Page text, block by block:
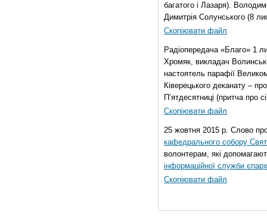
багатого і Лазаря).
Димитрія Солунського (8
Скопіювати файл
Радіопередача «Благо» 1
Хромяк, викладач
настоятель парафії
Ківерецького деканату –
П’ятдесятниці (притча про
Скопіювати файл
25 жовтня 2015 р. Слово
кафедрального собору
волонтерам, які
інформаційної служби
Скопіювати файл